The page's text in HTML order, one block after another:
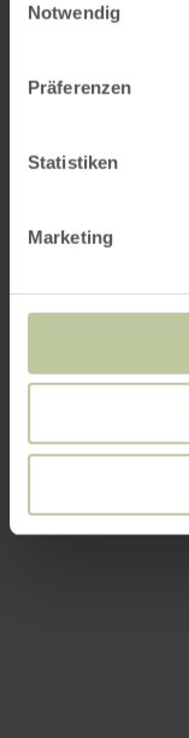
Notwendig
Präferenzen
Statistiken
Marketing